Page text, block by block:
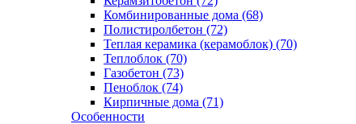
Комбинированные дома (68)
Полистиролбетон (72)
Теплая керамика (керамоблок) (70)
Теплоблок (70)
Газобетон (73)
Пеноблок (74)
Кирпичные дома (71)
Особенности